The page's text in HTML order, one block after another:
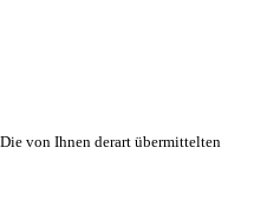
von Ihnen derart übermittelten